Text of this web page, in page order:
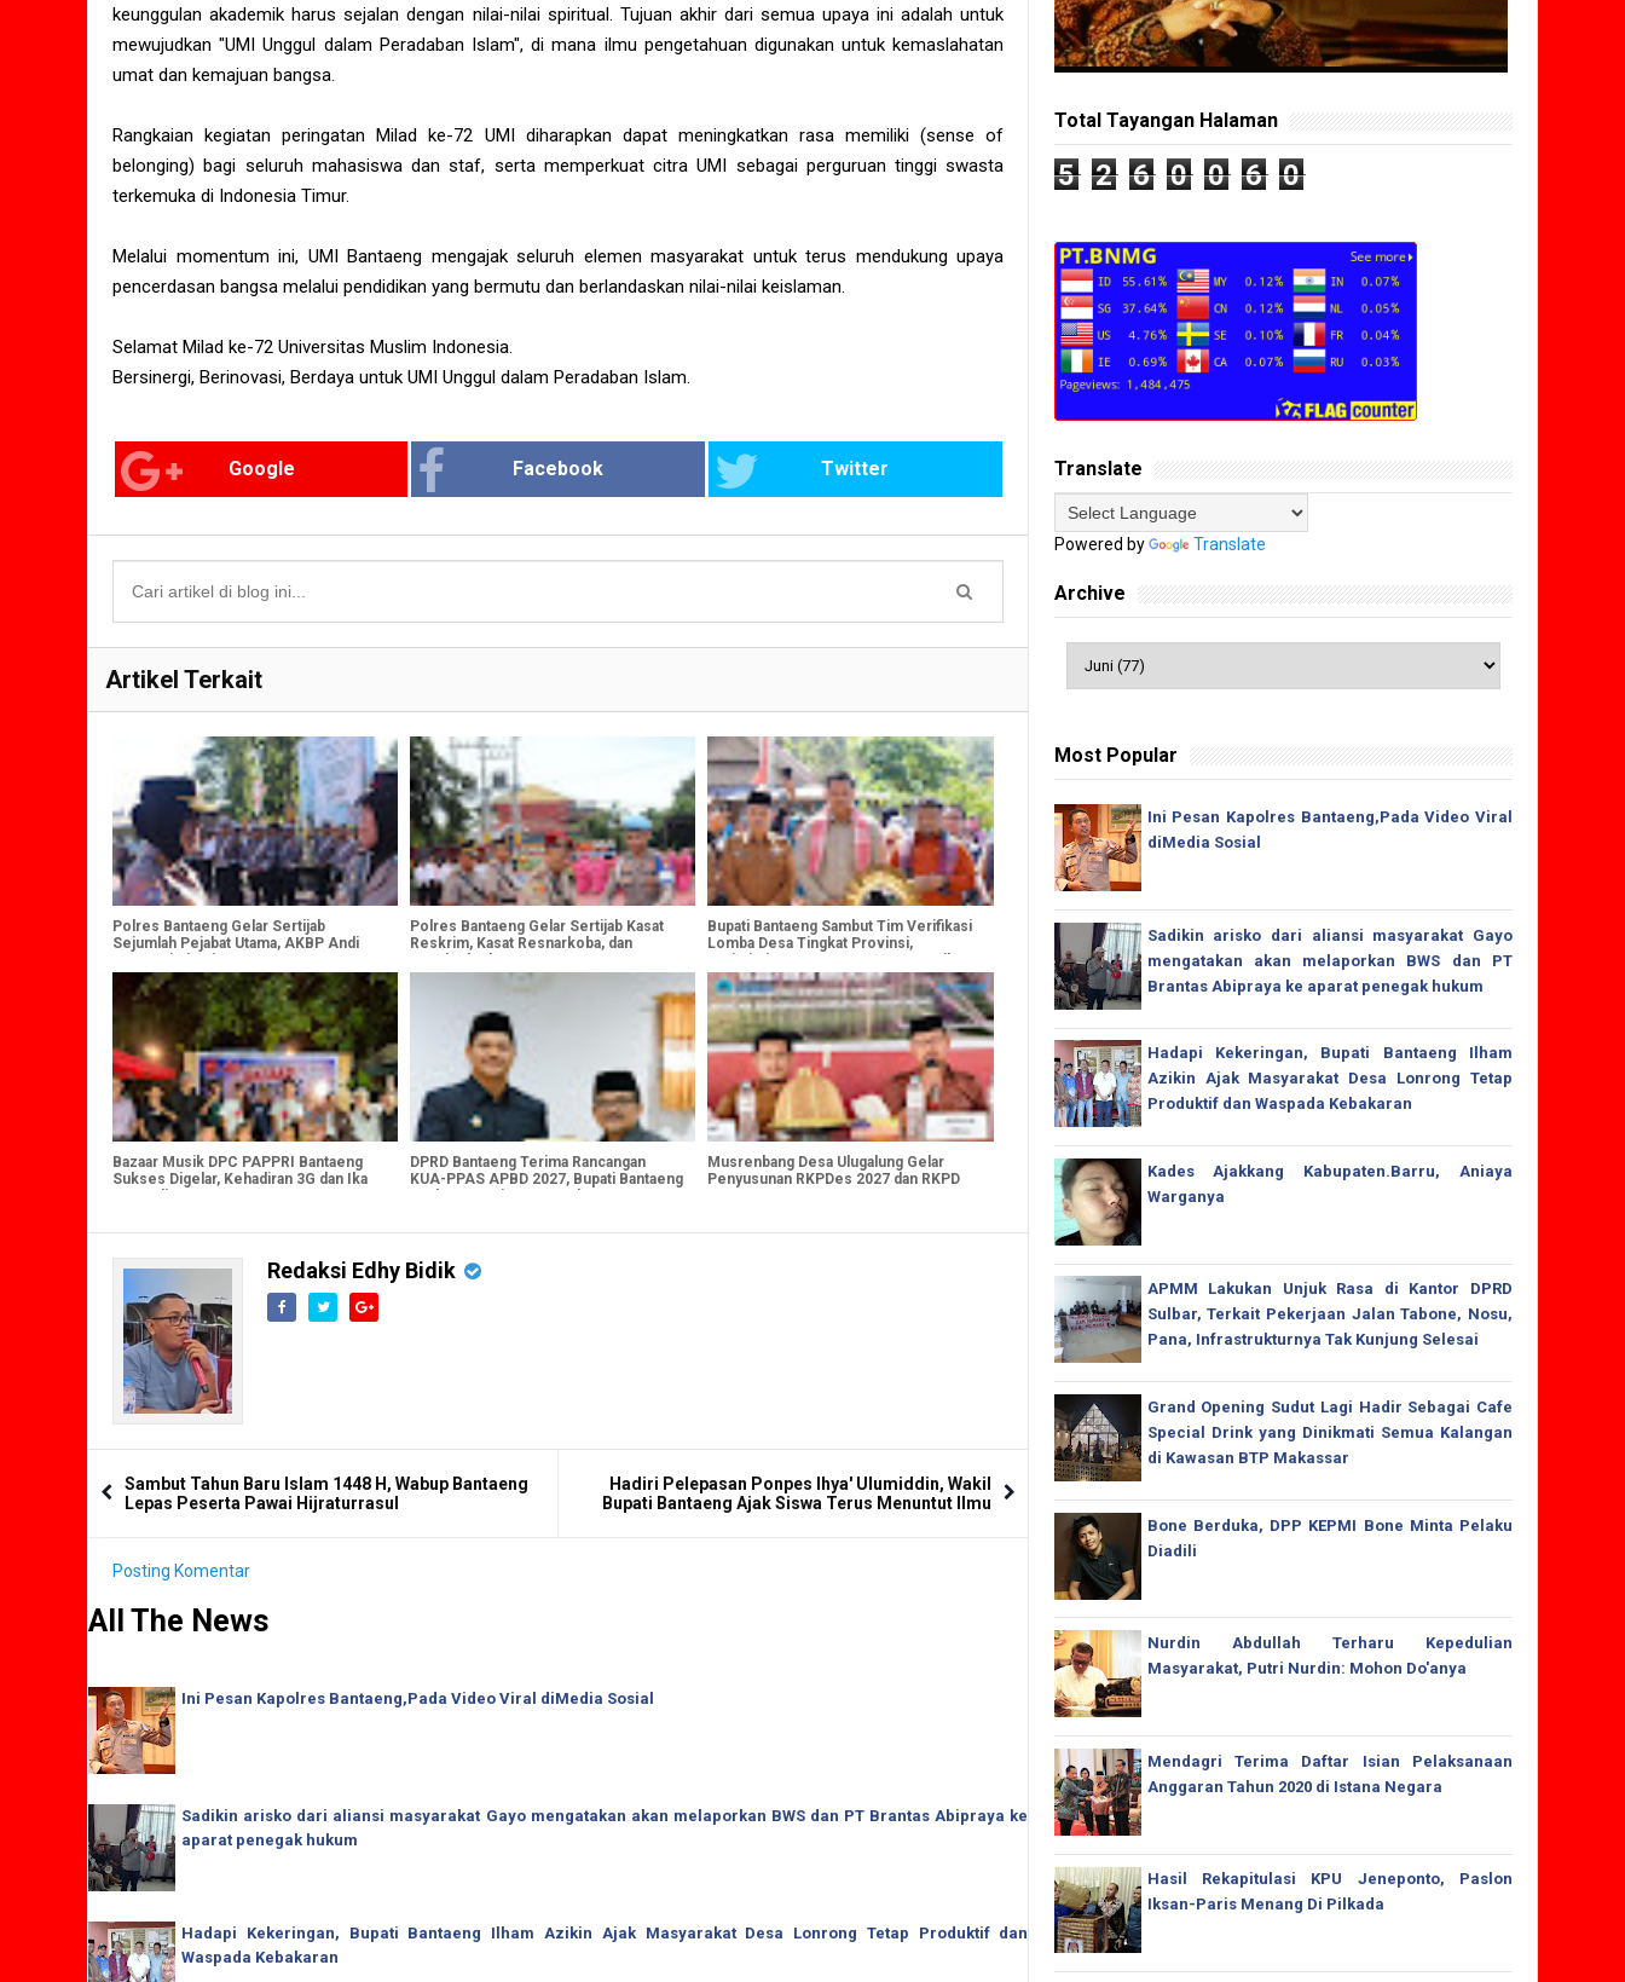
keunggulan akademik harus sejalan dengan nilai-nilai spiritual. Tujuan akhir dari semua upaya ini adalah untuk
mewujudkan "UMI Unggul dalam Peradaban Islam", di mana ilmu pengetahuan digunakan untuk kemaslahatan
umat dan kemajuan bangsa.
Rangkaian kegiatan peringatan Milad ke-72 UMI diharapkan dapat meningkatkan rasa memiliki (sense of
belonging) bagi seluruh mahasiswa dan staf, serta memperkuat citra UMI sebagai perguruan tinggi swasta
terkemuka di Indonesia Timur.
Melalui momentum ini, UMI Bantaeng mengajak seluruh elemen masyarakat untuk terus mendukung upaya
pencerdasan bangsa melalui pendidikan yang bermutu dan berlandaskan nilai-nilai keislaman.
Selamat Milad ke-72 Universitas Muslim Indonesia.
Bersinergi, Berinovasi, Berdaya untuk UMI Unggul dalam Peradaban Islam.
Google Facebook Twitter
Artikel Terkait
Polres Bantaeng Gelar Sertijab
Sejumlah Pejabat Utama, AKBP Andi
Mayasari Pimpin Langsung Upacara
Polres Bantaeng Gelar Sertijab Kasat
Reskrim, Kasat Resnarkoba, dan
Kapolsek Uluere
Bupati Bantaeng Sambut Tim Verifikasi
Lomba Desa Tingkat Provinsi,
Optimistis Desa Bonto Tangnga Raih
Prestasi Terbaik
Bazaar Musik DPC PAPPRI Bantaeng
Sukses Digelar, Kehadiran 3G dan Ika
KDI Jadi Sorotan Utama
DPRD Bantaeng Terima Rancangan
KUA-PPAS APBD 2027, Bupati Bantaeng
Perkuat Komitmen Pembangunan
Musrenbang Desa Ulugalung Gelar
Penyusunan RKPDes 2027 dan RKPD
Redaksi Edhy Bidik
Sambut Tahun Baru Islam 1448 H, Wabup Bantaeng
Lepas Peserta Pawai Hijraturrasul
Hadiri Pelepasan Ponpes Ihya' Ulumiddin, Wakil
Bupati Bantaeng Ajak Siswa Terus Menuntut Ilmu
Posting Komentar
All The News
Ini Pesan Kapolres Bantaeng,Pada Video Viral diMedia Sosial
Sadikin arisko dari aliansi masyarakat Gayo mengatakan akan melaporkan BWS dan PT Brantas Abipraya ke
aparat penegak hukum
Hadapi Kekeringan, Bupati Bantaeng Ilham Azikin Ajak Masyarakat Desa Lonrong Tetap Produktif dan
Waspada Kebakaran
Total Tayangan Halaman
5 2 6 0 0 6 0
Translate
Powered by Translate
Archive
Most Popular
Ini Pesan Kapolres Bantaeng,Pada Video Viral
diMedia Sosial
Sadikin arisko dari aliansi masyarakat Gayo
mengatakan akan melaporkan BWS dan PT
Brantas Abipraya ke aparat penegak hukum
Hadapi Kekeringan, Bupati Bantaeng Ilham
Azikin Ajak Masyarakat Desa Lonrong Tetap
Produktif dan Waspada Kebakaran
Kades Ajakkang Kabupaten.Barru, Aniaya
Warganya
APMM Lakukan Unjuk Rasa di Kantor DPRD
Sulbar, Terkait Pekerjaan Jalan Tabone, Nosu,
Pana, Infrastrukturnya Tak Kunjung Selesai
Grand Opening Sudut Lagi Hadir Sebagai Cafe
Special Drink yang Dinikmati Semua Kalangan
di Kawasan BTP Makassar
Bone Berduka, DPP KEPMI Bone Minta Pelaku
Diadili
Nurdin Abdullah Terharu Kepedulian
Masyarakat, Putri Nurdin: Mohon Do'anya
Mendagri Terima Daftar Isian Pelaksanaan
Anggaran Tahun 2020 di Istana Negara
Hasil Rekapitulasi KPU Jeneponto, Paslon
Iksan-Paris Menang Di Pilkada